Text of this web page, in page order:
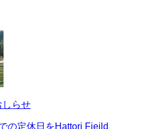
しらせ
の定休日をHattori Fieild、